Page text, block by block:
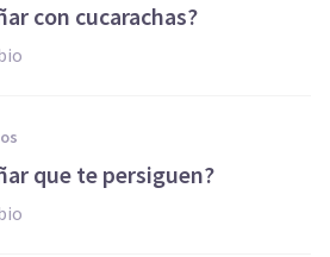
con cucarachas?
que te persiguen?